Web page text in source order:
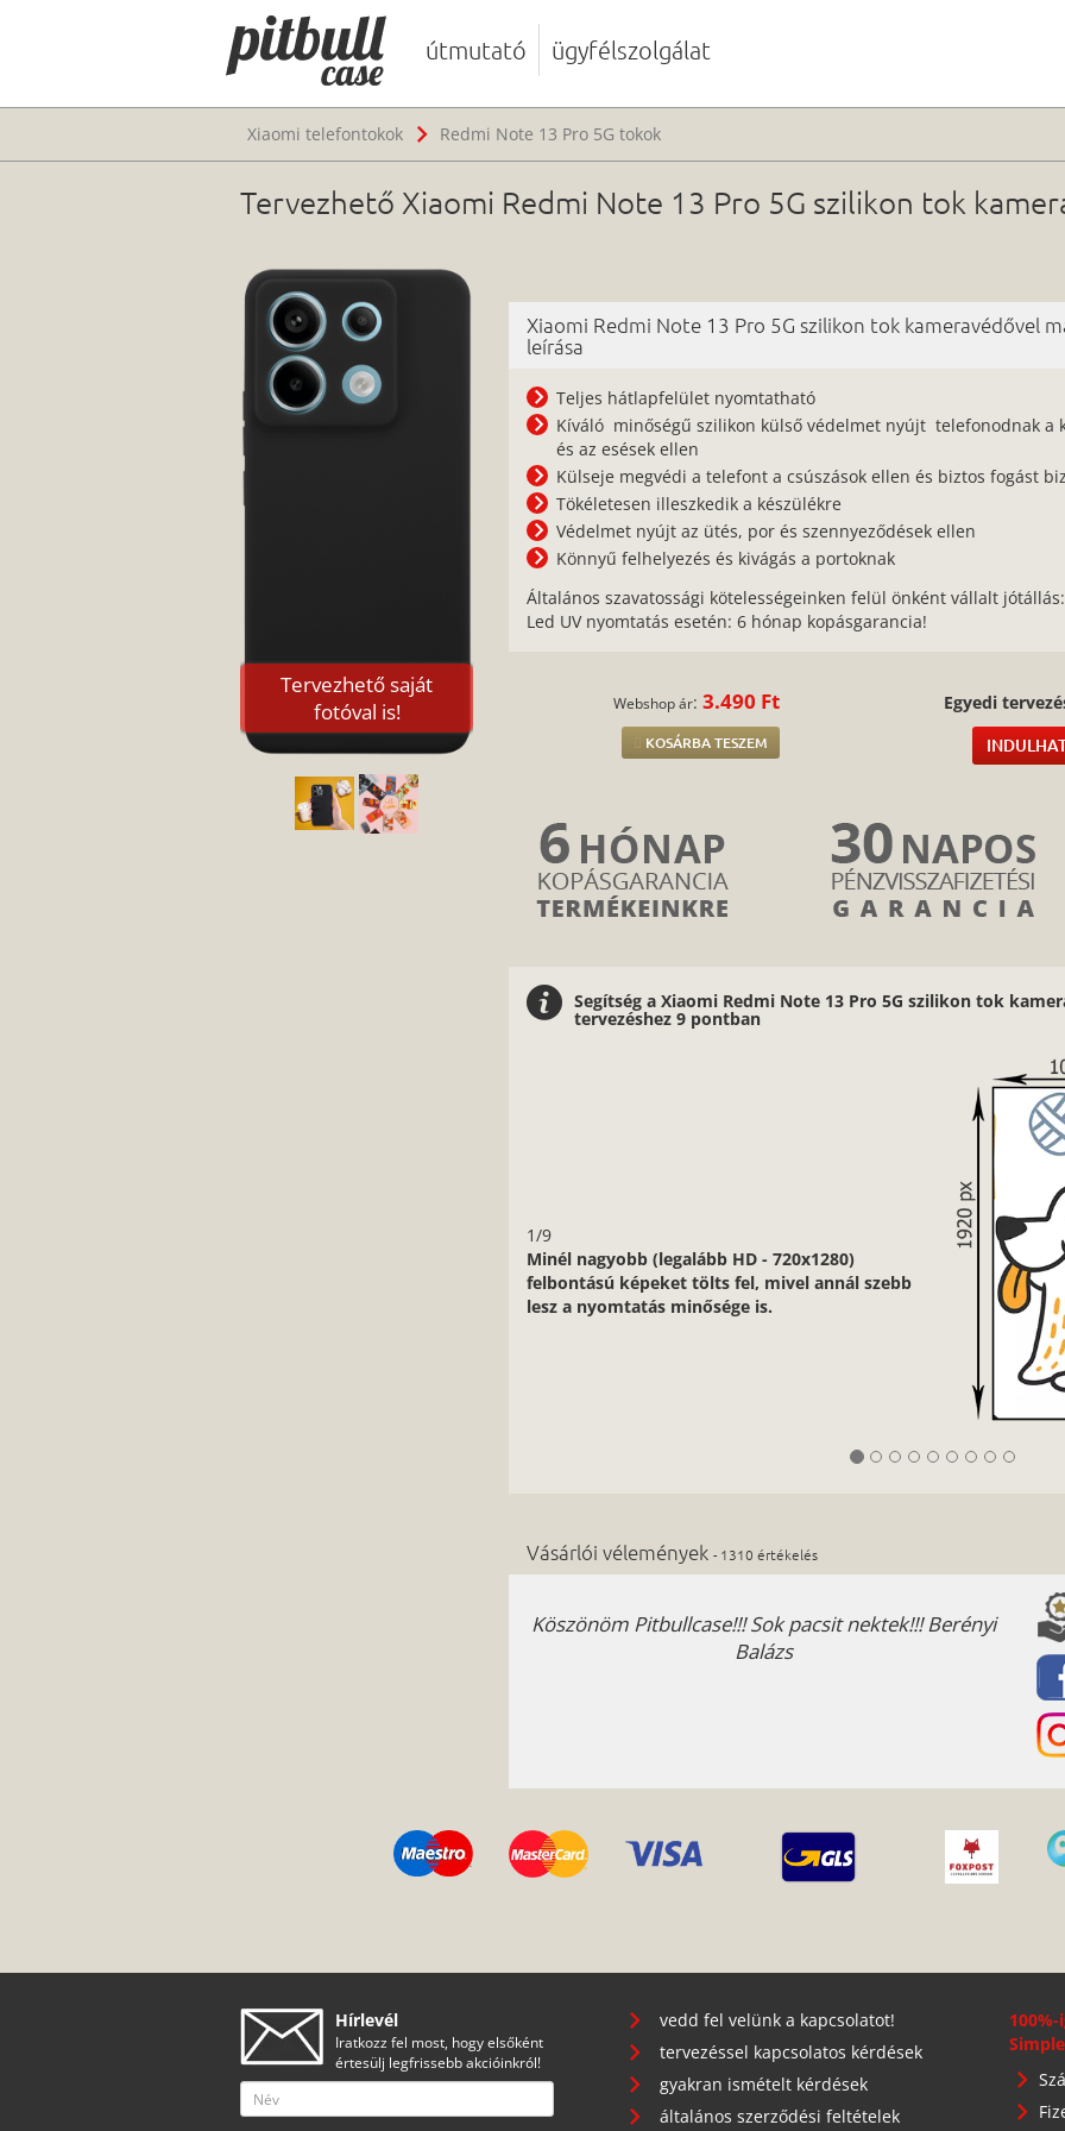
útmutató ügyfélszolgálat
Xiaomi telefontokok Redmi Note 13 Pro 5G tokok
Tervezhető Xiaomi Redmi Note 13 Pro 5G szilikon tok
Tervezhető saját
fotóval is!
Xiaomi Redmi Note 13 Pro 5G szilikon tok kameravédővel
leírása
Teljes hátlapfelület nyomtatható
Kíváló minőségű szilikon külső védelmet nyújt telefonodnak a
és az esések ellen
Külseje megvédi a telefont a csúszások ellen és biztos fogást
Tökéletesen illeszkedik a készülékre
Védelmet nyújt az ütés, por és szennyeződések ellen
Könnyű felhelyezés és kivágás a portoknak
Általános szavatossági kötelességeinken felül önként vállalt jótállás:
Led UV nyomtatás esetén: 6 hónap kopásgarancia!
Webshop ár:3.490 Ft
KOSÁRBA TESZEM
Egyedi
Segítség a Xiaomi Redmi Note 13 Pro 5G szilikon tok
tervezéshez 9 pontban
1/9
Minél nagyobb (legalább HD - 720x1280)
felbontású képeket tölts fel, mivel annál szebb
lesz a nyomtatás minősége is.
Vásárlói vélemények- 1310 értékelés
Köszönöm Pitbullcase!!! Sok pacsit nektek!!! Berényi
Balázs
Hírlevél
Iratkozz fel most, hogy elsőként
értesülj legfrissebb akcióinkról!
vedd fel velünk a kapcsolatot!
tervezéssel kapcsolatos kérdések
gyakran ismételt kérdések
általános szerződési feltételek